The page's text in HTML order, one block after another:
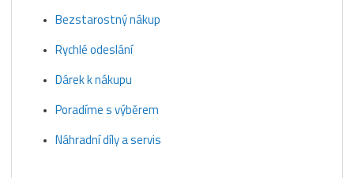
Bezstarostný nákup
Rychlé odeslání
Dárek k nákupu
Poradíme s výběrem
Náhradní díly a servis